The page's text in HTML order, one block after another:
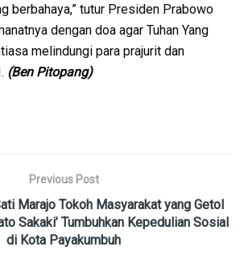
berbahaya,” tutur Presiden Prabowo
dengan doa agar Tuhan Yang
melindungi para prajurit dan
(Ben Pitopang)
Previous Post
Marajo Tokoh Masyarakat yang Getol
Sakaki’ Tumbuhkan Kepedulian Sosial
di Kota Payakumbuh